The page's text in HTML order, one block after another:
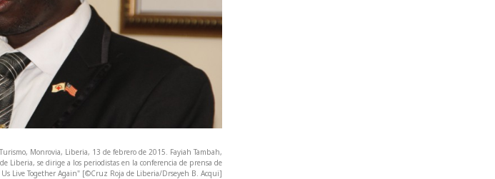
Monrovia, Liberia, 13 de febrero de 2015. Fayiah Tambah,
Liberia, se dirige a los periodistas en la conferencia de prensa de
Live Together Again" [©Cruz Roja de Liberia/Drseyeh B. Acqui]